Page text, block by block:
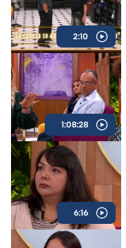
2:10
1:08:28
6:16